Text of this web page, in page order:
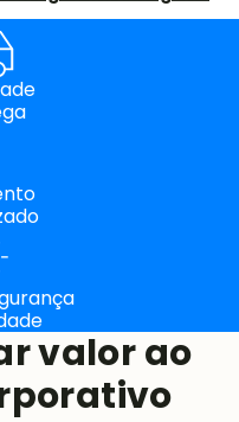
valor ao